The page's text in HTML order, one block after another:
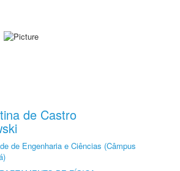
de Castro
de Engenharia e Ciências (Câmpus